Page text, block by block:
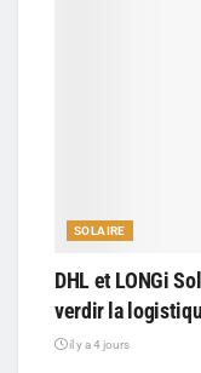
SOLAIRE
DHL et LONGi
verdir la
il y a 4 jours